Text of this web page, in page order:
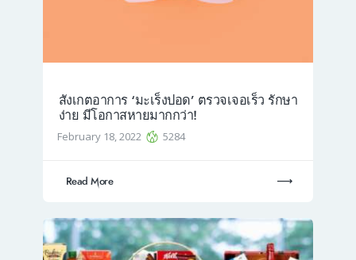
สังเกตอาการ ‘มะเร็งปอด’ ตรวจเจอเร็ว รักษา
ง่าย มีโอกาสหายมากกว่า!
February 18, 2022 5284
Read More